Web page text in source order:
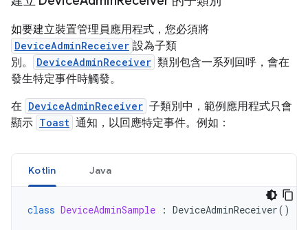
如要建立裝置管理員應用程式，您必須將
DeviceAdminReceiver 設為子類
別。
DeviceAdminReceiver 類別包含一系列回呼，會在
發生特定事件時觸發。
在 DeviceAdminReceiver 子類別中，範例應用程式只會
顯示 Toast 通知，以回應特定事件。例如：
Kotlin Java
class DeviceAdminSample : DeviceAdminReceiver()